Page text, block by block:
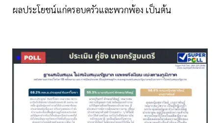
ผลประโยชน์แก่ครอบครัวและพวกพ้อง เป็นต้น